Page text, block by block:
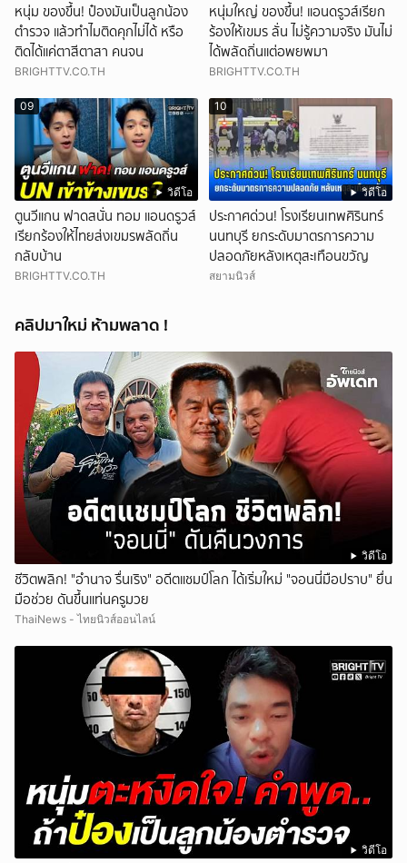
หนุ่ม ของขึ้น! ป๋องมันเป็นลูกน้อง
ตำรวจ แล้วทำไมติดคุกไม่ได้ หรือ
ติดได้แค่ตาสีตาสา คนจน
BRIGHTTV.CO.TH
หนุ่มใหญ่ ของขึ้น! แอนดรูวส์เรียก
ร้องให้เขมร ลั่น ไม่รู้ความจริง มันไม่
ได้พลัดถิ่นแต่อพยพมา
BRIGHTTV.CO.TH
วิดีโอ
09
ตูนวีแกน ฟาดสนั่น ทอม แอนดรูวส์
เรียกร้องให้ไทยส่งเขมรพลัดถิ่น
กลับบ้าน
BRIGHTTV.CO.TH
วิดีโอ
10
ประกาศด่วน! โรงเรียนเทพศิรินทร์
นนทบุรี ยกระดับมาตรการความ
ปลอดภัยหลังเหตุสะเทือนขวัญ
สยามนิวส์
คลิปมาใหม่ ห้ามพลาด !
วิดีโอ
ชีวิตพลิก! "อำนาจ รื่นเริง" อดีตแชมป์โลก ได้เริ่มใหม่ "จอนนี่มือปราบ" ยื่น
มือช่วย ดันขึ้นแท่นครูมวย
ThaiNews - ไทยนิวส์ออนไลน์
วิดีโอ